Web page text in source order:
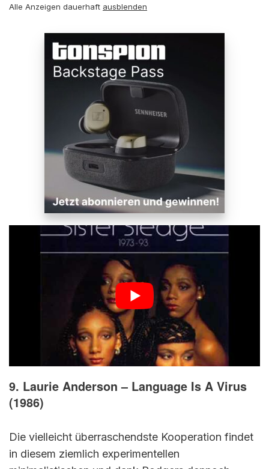
Alle Anzeigen dauerhaft ausblenden
9. Laurie Anderson – Language Is A Virus
(1986)
Die vielleicht überraschendste Kooperation findet
in diesem ziemlich experimentellen